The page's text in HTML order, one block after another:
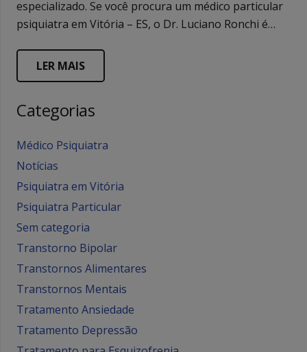
especializado. Se você procura um médico particular
psiquiatra em Vitória – ES, o Dr. Luciano Ronchi é…
LER MAIS
Categorias
Médico Psiquiatra
Notícias
Psiquiatra em Vitória
Psiquiatra Particular
Sem categoria
Transtorno Bipolar
Transtornos Alimentares
Transtornos Mentais
Tratamento Ansiedade
Tratamento Depressão